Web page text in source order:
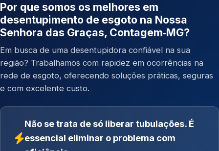
Por que somos os melhores em
desentupimento de esgoto na Nossa
Senhora das Graças, Contagem‑MG?
Em busca de uma desentupidora confiável na sua
região? Trabalhamos com rapidez em ocorrências na
rede de esgoto, oferecendo soluções práticas, seguras
e com excelente custo.
Não se trata de só liberar tubulações. É
essencial eliminar o problema com